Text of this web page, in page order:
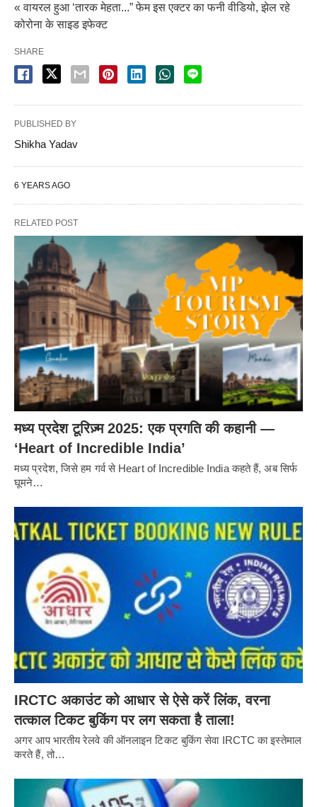
« वायरल हुआ ‘तारक मेहता...” फेम इस एक्टर का फनी वीडियो, झेल रहे
कोरोना के साइड इफेक्ट
SHARE
PUBLISHED BY
Shikha Yadav
6 YEARS AGO
RELATED POST
मध्य प्रदेश टूरिज़्म 2025: एक प्रगति की कहानी —
‘Heart of Incredible India’
मध्य प्रदेश, जिसे हम गर्व से Heart of Incredible India कहते हैं, अब सिर्फ
घूमने…
IRCTC अकाउंट को आधार से ऐसे करें लिंक, वरना
तत्काल टिकट बुकिंग पर लग सकता है ताला!
अगर आप भारतीय रेलवे की ऑनलाइन टिकट बुकिंग सेवा IRCTC का इस्तेमाल
करते हैं, तो…